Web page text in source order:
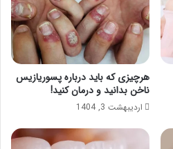
هرچیزی که باید درباره پسوریازیس
ناخن بدانید و درمان کنید!
اردیبهشت 3, 1404